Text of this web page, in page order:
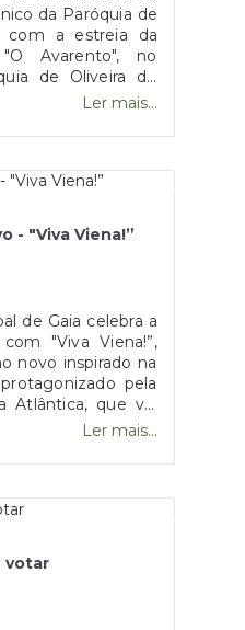
tabelas refletem
de existência
e a atualização
em 3,51%,
das taxas do 2.º ao
do Estado de
da Paróquia de
com a estreia da
Avarento", no
de Oliveira do
Janeiro pelas
Ler mais...
- "Viva Viena!”
de Gaia celebra a
"Viva Viena!”,
novo inspirado na
pela
Atlântica, que vai
e marchas da
num ambiente
até à lotação
Ler mais...
votar